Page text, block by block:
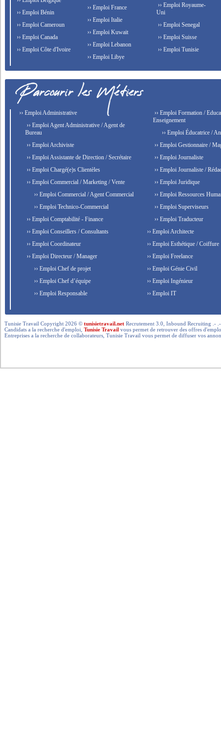
›› Emploi Bénin
›› Emploi Cameroun
›› Emploi Canada
›› Emploi Côte d'Ivoire
›› Emploi France
›› Emploi Italie
›› Emploi Kuwait
›› Emploi Lebanon
›› Emploi Libye
›› Emploi Royaume-
Uni
›› Emploi Senegal
›› Emploi Suisse
›› Emploi Tunisie
›› Emploi Administrative
›› Emploi Agent Administrative / Agent de
Bureau
›› Emploi Archiviste
›› Emploi Assistante de Direction / Secrétaire
›› Emploi Chargé(e)s Clientèles
›› Emploi Commercial / Marketing / Vente
›› Emploi Commercial / Agent Commercial
›› Emploi Technico-Commercial
›› Emploi Comptabilité - Finance
›› Emploi Conseillers / Consultants
›› Emploi Coordinateur
›› Emploi Directeur / Manager
›› Emploi Chef de projet
›› Emploi Chef d’équipe
›› Emploi Responsable
›› Emploi Formation /
Enseignement
›› Emploi Éducatrice /
›› Emploi Gestionnaire /
›› Emploi Journaliste
›› Emploi Journaliste /
›› Emploi Juridique
›› Emploi Ressources
›› Emploi Superviseurs
›› Emploi Traducteur
›› Emploi Architecte
›› Emploi Esthétique / Coiffure
›› Emploi Freelance
›› Emploi Génie Civil
›› Emploi Ingénieur
›› Emploi IT
Tunisie Travail Copyright 2026 ©tunisietravail.net Recrutement 3.0, Inbound Recruiting .-
Candidats a la recherche d'emploi,Tunisie Travail vous permet de retrouver des offres
Entreprises a la recherche de collaborateurs, Tunisie Travail vous permet de diffuser vos